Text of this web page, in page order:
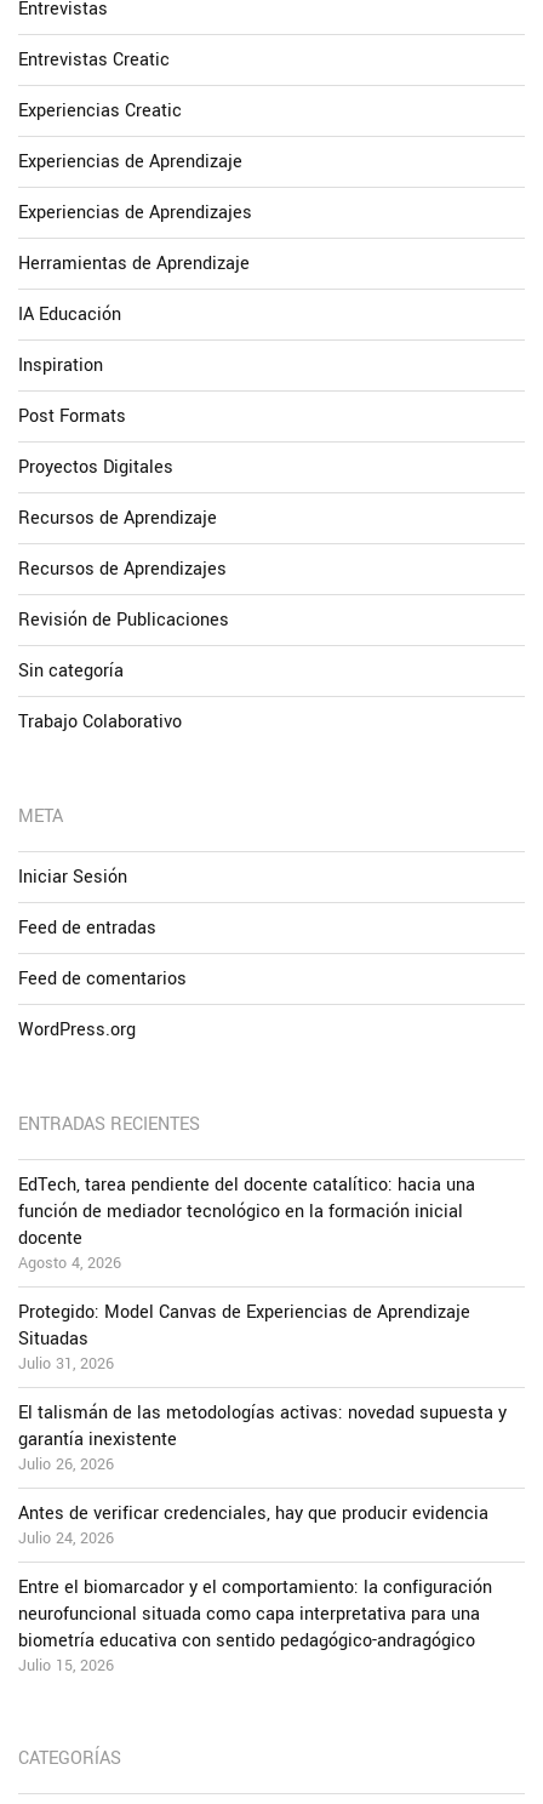
Entrevistas
Entrevistas Creatic
Experiencias Creatic
Experiencias de Aprendizaje
Experiencias de Aprendizajes
Herramientas de Aprendizaje
IA Educación
Inspiration
Post Formats
Proyectos Digitales
Recursos de Aprendizaje
Recursos de Aprendizajes
Revisión de Publicaciones
Sin categoría
Trabajo Colaborativo
META
Iniciar Sesión
Feed de entradas
Feed de comentarios
WordPress.org
ENTRADAS RECIENTES
EdTech, tarea pendiente del docente catalítico: hacia una
función de mediador tecnológico en la formación inicial
docente
Agosto 4, 2026
Protegido: Model Canvas de Experiencias de Aprendizaje
Situadas
Julio 31, 2026
El talismán de las metodologías activas: novedad supuesta y
garantía inexistente
Julio 26, 2026
Antes de verificar credenciales, hay que producir evidencia
Julio 24, 2026
Entre el biomarcador y el comportamiento: la configuración
neurofuncional situada como capa interpretativa para una
biometría educativa con sentido pedagógico-andragógico
Julio 15, 2026
CATEGORÍAS